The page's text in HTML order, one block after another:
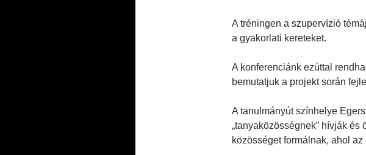
A tréningen a szupervízió
a gyakorlati kereteket.
A konferenciánk ezúttal
bemutatjuk a projekt során
A tanulmányút színhelye
„tanyaközösségnek” hívják
közösséget formálnak, ahol